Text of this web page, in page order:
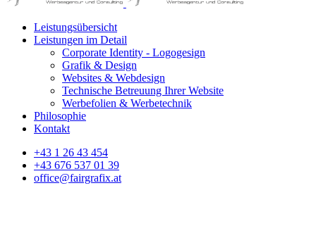
Leistungsübersicht
Leistungen im Detail
Corporate Identity - Logogesign
Grafik & Design
Websites & Webdesign
Technische Betreuung Ihrer Website
Werbefolien & Werbetechnik
Philosophie
Kontakt
+43 1 26 43 454
+43 676 537 01 39
office@fairgrafix.at